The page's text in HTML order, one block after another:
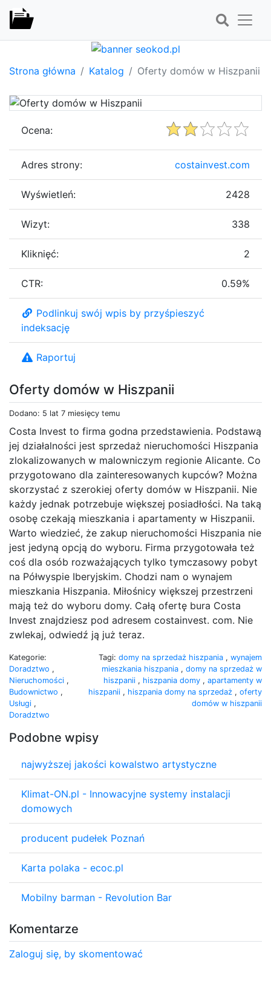
Strona główna Katalog Oferty domów w Hiszpanii
Oferty domów w Hiszpanii
Dodano: 5 lat 7 miesięcy temu
Costa Invest to firma godna przedstawienia. Podstawą
jej działalności jest sprzedaż nieruchomości Hiszpania
zlokalizowanych w malowniczym regionie Alicante. Co
przygotowano dla zainteresowanych kupców? Można
skorzystać z szerokiej oferty domów w Hiszpanii. Nie
każdy jednak potrzebuje większej posiadłości. Na taką
osobę czekają mieszkania i apartamenty w Hiszpanii.
Warto wiedzieć, że zakup nieruchomości Hiszpania nie
jest jedyną opcją do wyboru. Firma przygotowała też
coś dla osób rozważających tylko tymczasowy pobyt
na Półwyspie Iberyjskim. Chodzi nam o wynajem
mieszkania Hiszpania. Miłośnicy większej przestrzeni
mają też do wyboru domy. Całą ofertę bura Costa
Invest znajdziesz pod adresem costainvest. com. Nie
zwlekaj, odwiedź ją już teraz.
Kategorie:
Doradztwo ,
Nieruchomości ,
Budownictwo ,
Usługi ,
Doradztwo
Tagi: domy na sprzedaż hiszpania , wynajem
mieszkania hiszpania , domy na sprzedaż w
hiszpanii , hiszpania domy , apartamenty w
hiszpanii , hiszpania domy na sprzedaż , oferty
domów w hiszpanii
Podobne wpisy
najwyższej jakości kowalstwo artystyczne
Klimat-ON.pl - Innowacyjne systemy instalacji
domowych
producent pudełek Poznań
Karta polaka - ecoc.pl
Mobilny barman - Revolution Bar
Komentarze
Zaloguj się, by skomentować
Ocena:
Adres strony: costainvest.com
Wyświetleń: 2428
Wizyt: 338
Kliknięć: 2
CTR: 0.59%
Podlinkuj swój wpis by przyśpieszyć
indeksację
Raportuj